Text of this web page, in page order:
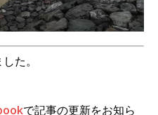
た。
で記事の更新をお知ら